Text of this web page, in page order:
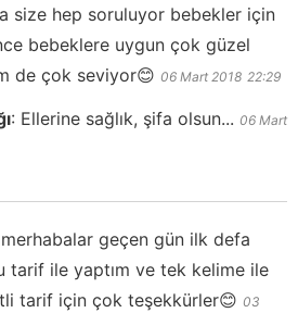
size hep soruluyor bebekler için
bebeklere uygun çok güzel
de çok seviyor😊 06 Mart 2018 22:29
: Ellerine sağlık, şifa olsun... 06 Mart
merhabalar geçen gün ilk defa
tarif ile yaptım ve tek kelime ile
tarif için çok teşekkürler😊 03